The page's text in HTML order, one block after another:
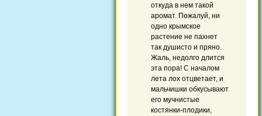
откуда в нем такой
аромат. Пожалуй, ни
одно крымское
растение не пахнет
так душисто и пряно.
Жаль, недолго длится
эта пора! С началом
лета лох отцветает, и
мальчишки обкусывают
его мучнистые
костянки-плодики,